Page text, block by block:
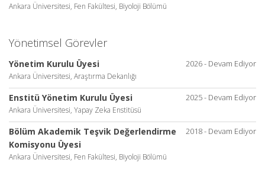
Ankara Üniversitesi, Fen Fakültesi, Biyoloji Bölümü
Yönetimsel Görevler
2026 - Devam Ediyor
Yönetim Kurulu Üyesi
Ankara Üniversitesi, Araştırma Dekanlığı
2025 - Devam Ediyor
Enstitü Yönetim Kurulu Üyesi
Ankara Üniversitesi, Yapay Zeka Enstitüsü
2018 - Devam Ediyor
Bölüm Akademik Teşvik Değerlendirme
Komisyonu Üyesi
Ankara Üniversitesi, Fen Fakültesi, Biyoloji Bölümü